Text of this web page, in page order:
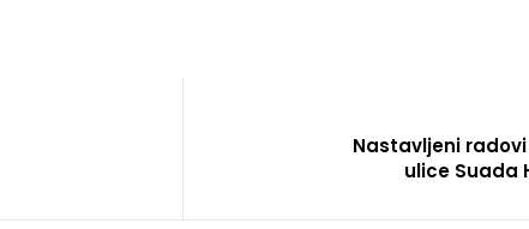
Nastavljeni
ulice Suada